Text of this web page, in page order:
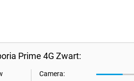
Prime 4G Zwart:
Camera: